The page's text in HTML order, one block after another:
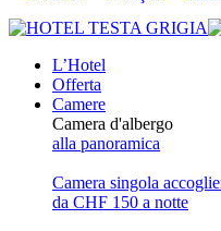
L’Hotel
Offerta
Camere
Camera d'albergo
alla panoramica
Camera singola
da CHF 150 a notte